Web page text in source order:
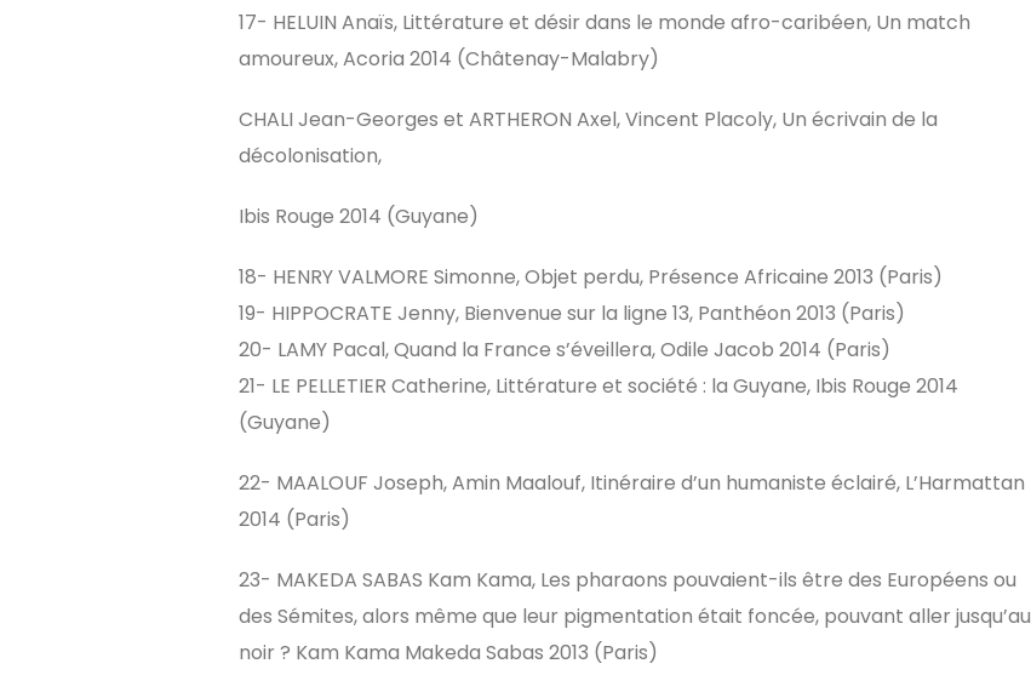
17- HELUIN Anaïs, Littérature et désir dans le monde afro-caribéen, Un match
amoureux, Acoria 2014 (Châtenay-Malabry)
CHALI Jean-Georges et ARTHERON Axel, Vincent Placoly, Un écrivain de la
décolonisation,
Ibis Rouge 2014 (Guyane)
18- HENRY VALMORE Simonne, Objet perdu, Présence Africaine 2013 (Paris)
19- HIPPOCRATE Jenny, Bienvenue sur la ligne 13, Panthéon 2013 (Paris)
20- LAMY Pacal, Quand la France s’éveillera, Odile Jacob 2014 (Paris)
21- LE PELLETIER Catherine, Littérature et société : la Guyane, Ibis Rouge 2014
(Guyane)
22- MAALOUF Joseph, Amin Maalouf, Itinéraire d’un humaniste éclairé, L’Harmattan
2014 (Paris)
23- MAKEDA SABAS Kam Kama, Les pharaons pouvaient-ils être des Européens ou
des Sémites, alors même que leur pigmentation était foncée, pouvant aller jusqu’au
noir ? Kam Kama Makeda Sabas 2013 (Paris)